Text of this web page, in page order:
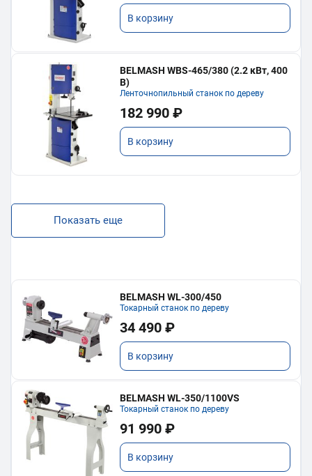
В корзину
BELMASH WBS-465/380 (2.2 кВт, 400
В)
Ленточнопильный станок по дереву
182 990 ₽
В корзину
Показать еще
BELMASH WL-300/450
Токарный станок по дереву
34 490 ₽
В корзину
BELMASH WL-350/1100VS
Токарный станок по дереву
91 990 ₽
В корзину